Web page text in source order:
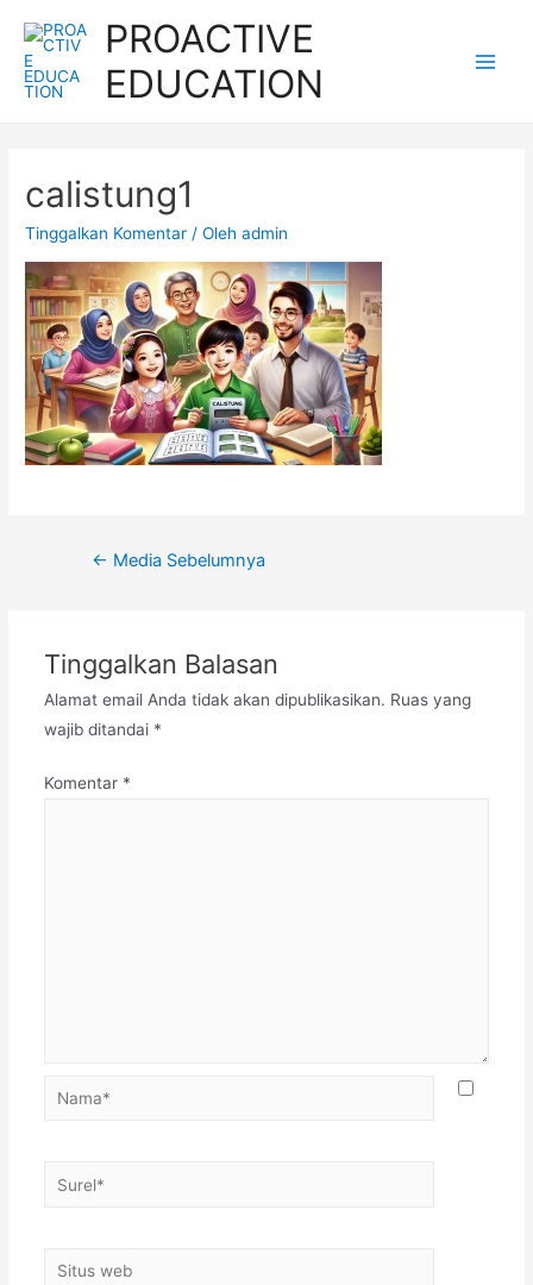
konten
PROACTIVE
EDUCATION
calistung1
Tinggalkan Komentar / Olehadmin
Navigasi
← Media Sebelumnya
Tinggalkan Balasan
Alamat email Anda tidak akan dipublikasikan. Ruas yang
wajib ditandai *
Komentar *
Nama*
Surel*
Situs